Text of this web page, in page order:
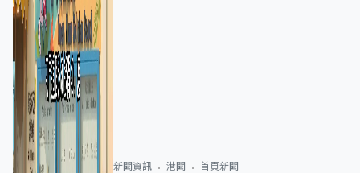
新聞資訊 港聞 首頁新聞